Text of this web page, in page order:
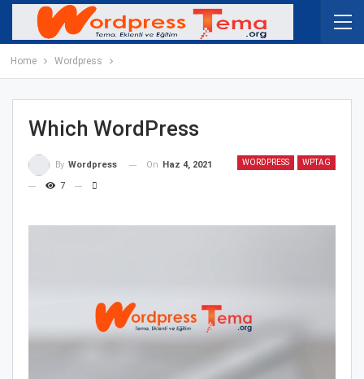
Home Wordpress
Which WordPress
WORDPRESS WPTAG
By Wordpress On Haz 4, 2021
7